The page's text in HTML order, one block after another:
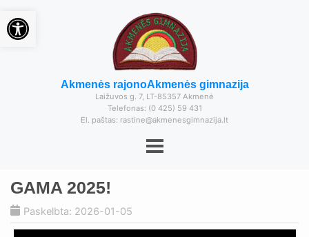
Akmenės rajonoAkmenės gimnazija
Laižuvos g. 7, LT-85357 Akmenė
Telefonas: (0 425) 59 431
El. paštas: rastine@akmenesgimnazija.lt
GAMA 2025!
Paskelbta: 2026-01-05
Open toolbar